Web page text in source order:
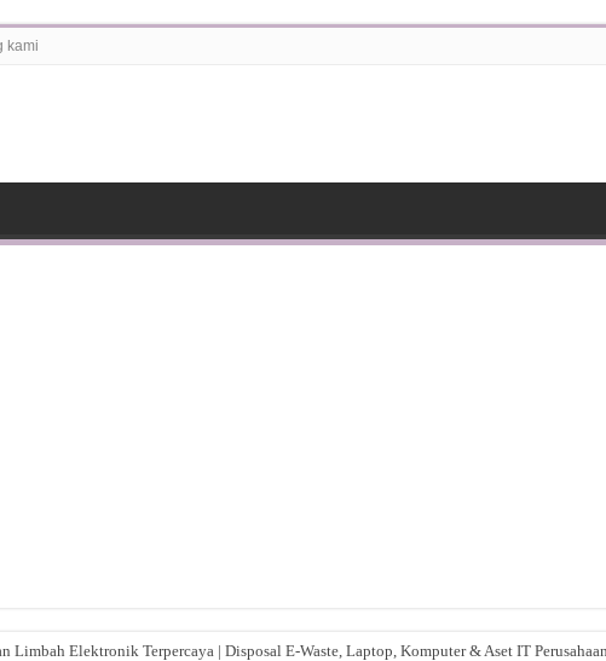
kami
Limbah Elektronik Terpercaya | Disposal E-Waste, Laptop, Komputer & Aset IT